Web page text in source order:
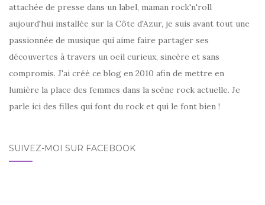
attachée de presse dans un label, maman rock'n'roll
aujourd'hui installée sur la Côte d'Azur, je suis avant tout une
passionnée de musique qui aime faire partager ses
découvertes à travers un oeil curieux, sincère et sans
compromis. J'ai créé ce blog en 2010 afin de mettre en
lumière la place des femmes dans la scène rock actuelle. Je
parle ici des filles qui font du rock et qui le font bien !
SUIVEZ-MOI SUR FACEBOOK